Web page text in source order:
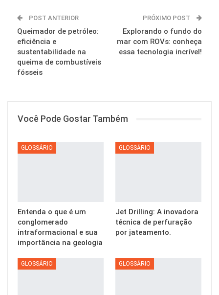
POST ANTERIOR
Queimador de petróleo:
eficiência e
sustentabilidade na
queima de combustíveis
fósseis
PRÓXIMO POST
Explorando o fundo do
mar com ROVs: conheça
essa tecnologia incrível!
Você Pode Gostar Também
GLOSSÁRIO
Entenda o que é um
conglomerado
intraformacional e sua
importância na geologia
GLOSSÁRIO
Jet Drilling: A inovadora
técnica de perfuração
por jateamento.
GLOSSÁRIO GLOSSÁRIO